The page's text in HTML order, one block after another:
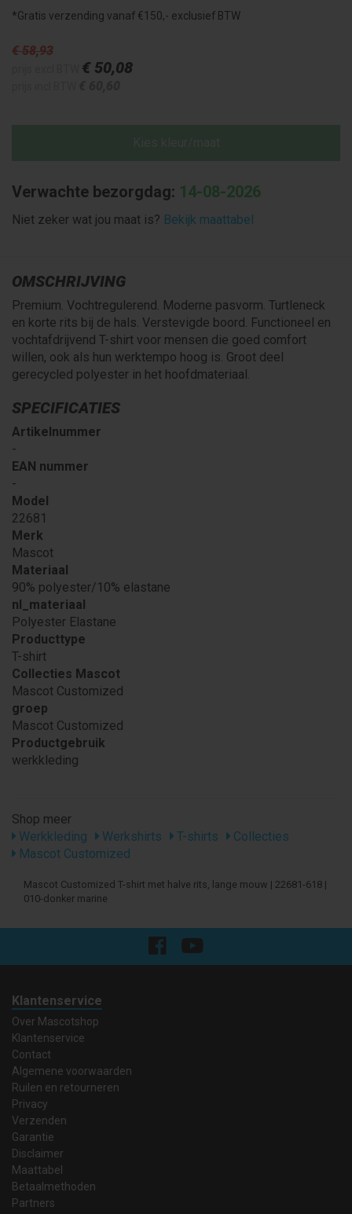
*Gratis verzending vanaf €150,- exclusief BTW
€ 58,93
€ 50,08
Verwachte bezorgdag: 14-08-2026
Niet zeker wat jou maat is? Bekijk maattabel
OMSCHRIJVING
Premium. Vochtregulerend. Moderne pasvorm. Turtleneck
en korte rits bij de hals. Verstevigde boord. Functioneel en
vochtafdrijvend T-shirt voor mensen die goed comfort
willen, ook als hun werktempo hoog is. Groot deel
gerecycled polyester in het hoofdmateriaal.
SPECIFICATIES
Artikelnummer
-
EAN nummer
-
Model
22681
Merk
Mascot
Materiaal
90% polyester/10% elastane
nl_materiaal
Polyester Elastane
Producttype
T-shirt
Collecties Mascot
Mascot Customized
groep
Mascot Customized
Productgebruik
werkkleding
Shop meer
Werkkleding
Werkshirts T-shirts
Collecties
Mascot Customized
Mascot Customized T-shirt met halve rits, lange mouw | 22681-618 |
010-donker marine
Klantenservice
Over Mascotshop
Klantenservice
Contact
Algemene voorwaarden
Ruilen en retourneren
Privacy
Verzenden
Garantie
Disclaimer
Maattabel
Betaalmethoden
Partners